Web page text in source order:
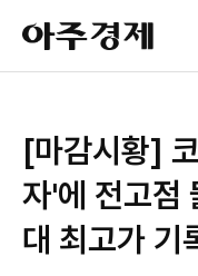
아
주
경
[마감시황]
자'에 전고
대 최고가 기